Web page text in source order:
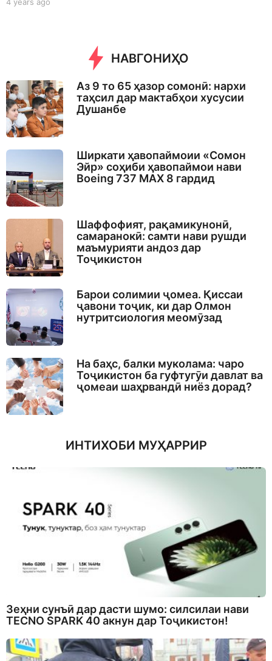
g
o
НАВГОНИҲО
Аз 9 то 65 ҳазор сомонӣ: нархи
таҳсил дар мактабҳои хусусии
Душанбе
Ширкати ҳавопаймоии «Сомон
Эйр» соҳиби ҳавопаймои нави
Boeing 737 MAX 8 гардид
Шаффофият, рақамикунонӣ,
самаранокӣ: самти нави рушди
маъмурияти андоз дар
Тоҷикистон
Барои солимии ҷомеа. Қиссаи
ҷавони тоҷик, ки дар Олмон
нутритсиология меомӯзад
На баҳс, балки муколама: чаро
Тоҷикистон ба гуфтугӯи давлат ва
ҷомеаи шаҳрвандӣ ниёз дорад?
ИНТИХОБИ МУҲАРРИР
Зеҳни сунъӣ дар дасти шумо: силсилаи нави
TECNO SPARK 40 акнун дар Тоҷикистон!